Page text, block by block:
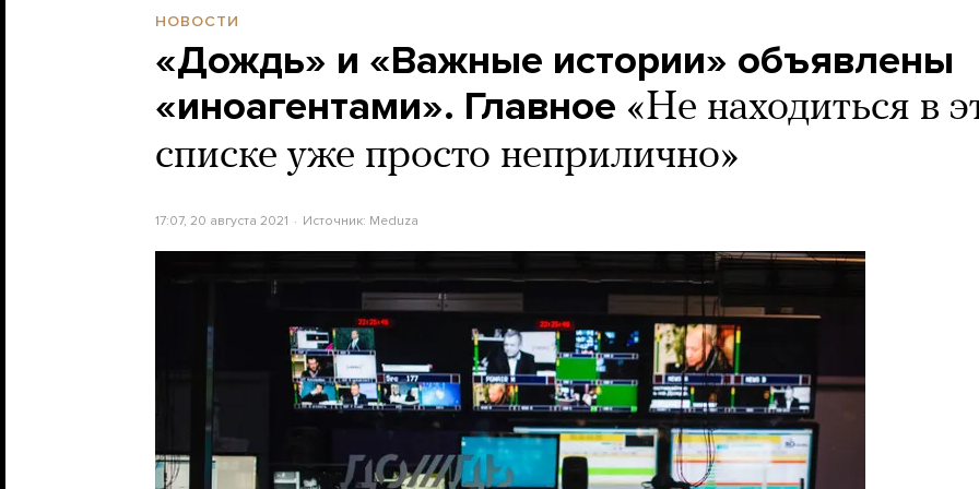
НОВОСТИ
«Дождь» и «Важные истории» объявлены
«иноагентами». Главное «Не находиться в
списке уже просто неприлично»
17:07, 20 августа 2021 Источник: Meduza